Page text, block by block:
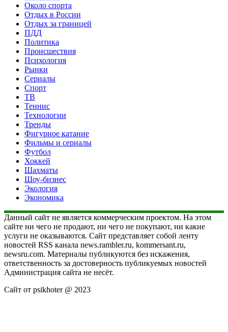
Около спорта
Отдых в России
Отдых за границей
ПДД
Политика
Происшествия
Психология
Рынки
Сериалы
Спорт
ТВ
Теннис
Технологии
Тренды
Фигурное катание
Фильмы и сериалы
Футбол
Хоккей
Шахматы
Шоу-бизнес
Экология
Экономика
Данный сайт не является коммерческим проектом. На этом
сайте ни чего не продают, ни чего не покупают, ни какие
услуги не оказываются. Сайт представляет собой ленту
новостей RSS канала news.rambler.ru, kommersant.ru,
newsru.com. Материалы публикуются без искажения,
ответственность за достоверность публикуемых новостей
Администрация сайта не несёт.
Сайт от psikhoter @ 2023